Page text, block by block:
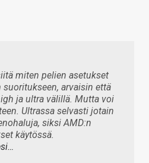
miten pelien asetukset
arvaisin että
ja ultra välillä. Mutta voi
Ultrassa selvasti jotain
siksi AMD:n
käytössä.